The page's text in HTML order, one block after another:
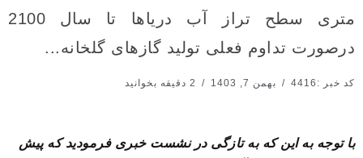
متری سطح تراز آب دریاها تا سال 2100
درصورت تداوم فعلی تولید گازهای گلخانه...
کد خبر :4416 بهمن 7, 1403
با توجه به این که به تازگی در نشست خبری فرمودید که پیش